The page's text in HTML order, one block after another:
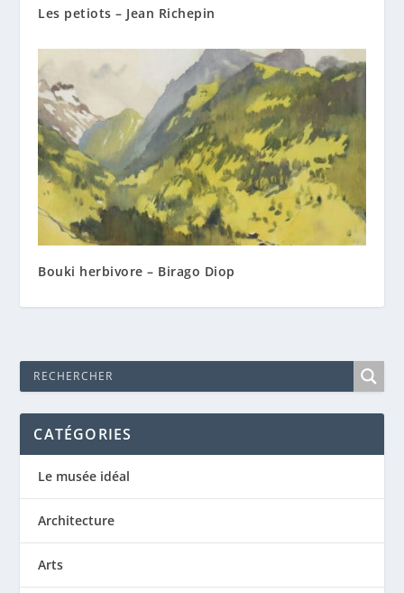
Les petiots – Jean Richepin
Bouki herbivore – Birago Diop
CATÉGORIES
Le musée idéal
Architecture
Arts